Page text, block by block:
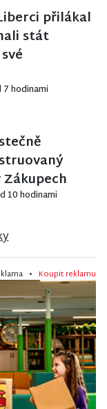
přilákal
stát
7 hodinami
10 hodinami
• Koupit reklamu